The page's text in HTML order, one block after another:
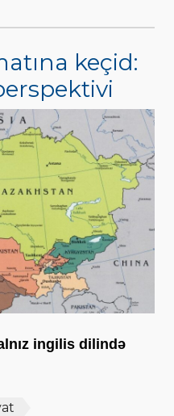
keçid:
ingilis dilində